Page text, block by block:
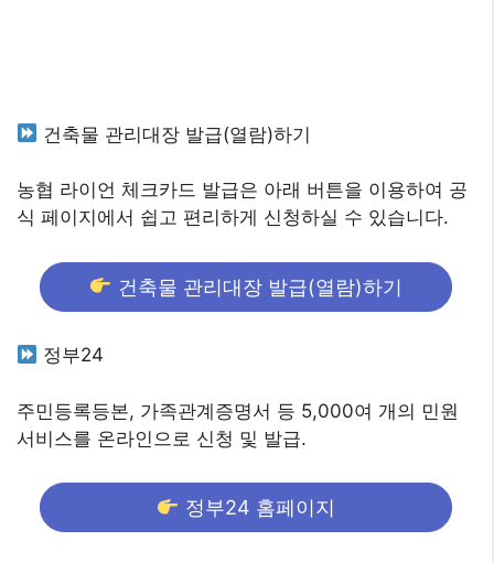
건축물 관리대장 발급(열람)하기
농협 라이언 체크카드 발급은 아래 버튼을 이용하여 공
식 페이지에서 쉽고 편리하게 신청하실 수 있습니다.
건축물 관리대장 발급(열람)하기
정부24
주민등록등본, 가족관계증명서 등 5,000여 개의 민원
서비스를 온라인으로 신청 및 발급.
정부24 홈페이지